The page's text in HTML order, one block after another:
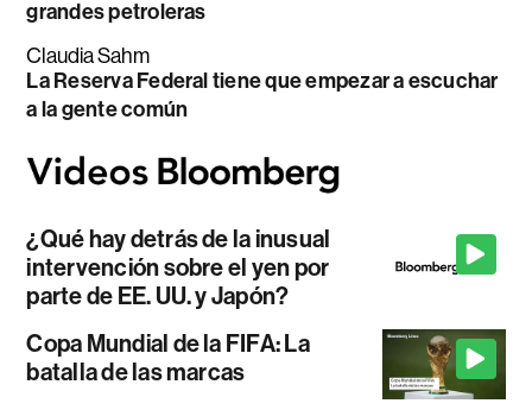
grandes petroleras
Claudia Sahm
La Reserva Federal tiene que empezar a escuchar
a la gente común
¿Qué hay detrás de la inusual
intervención sobre el yen por
parte de EE. UU. y Japón?
Copa Mundial de la FIFA: La
batalla de las marcas